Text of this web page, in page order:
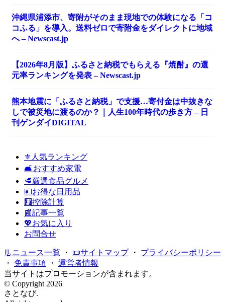
沖縄県浦添市、寄附がそのまま現地での体験になる「コ
コふる」を導入。送料ゼロで寄附金をダイレクトに地域
へ – Newscast.jp
【2026年8月版】ふるさと納税でもらえる『焼酎』の還
元率ランキングを発表 – Newscast.jp
熊本地震に「ふるさと納税」で支援…寄付金は中抜きな
しで被災地に渡るのか？｜人生100年時代の歩き方 – 日
刊ゲンダイDIGITAL
⚜️人気ランキング
🛋️おすすめ家電
🥩厳選食品グルメ
💴お得な日用品
🧮控除計算
📰記事一覧
💖お気に入り
お問合せ
📃ニュース一覧 ・ 📜サイトマップ・ プライバシーポリシー
・ 免責事項 ・ 運営者情報
当サイトはプロモーションが含まれます。
© Copyright 2026
さとなび.